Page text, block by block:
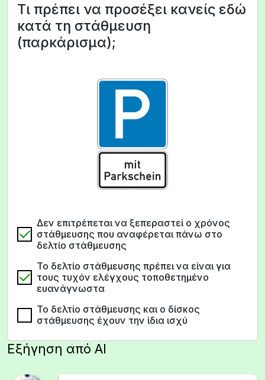
Τι πρέπει να προσέξει κανείς εδώ
κατά τη στάθμευση
(παρκάρισμα);
Δεν επιτρέπεται να ξεπεραστεί ο χρόνος
στάθμευσης που αναφέρεται πάνω στο
δελτίο στάθμευσης
Το δελτίο στάθμευσης πρέπει να είναι για
τους τυχόν ελέγχους τοποθετημένο
ευανάγνωστα
Το δελτίο στάθμευσης και ο δίσκος
στάθμευσης έχουν την ίδια ισχύ
Εξήγηση από AI